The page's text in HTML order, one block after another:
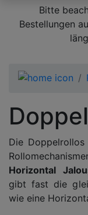
Bitte
Bestellungen
Die
Horizontal
gibt fast die
wie eine